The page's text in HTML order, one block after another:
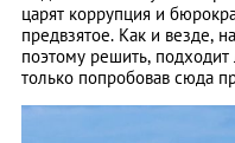
царят коррупция и
предвзятое. Как и везде,
поэтому решить,
только попробовав сюда